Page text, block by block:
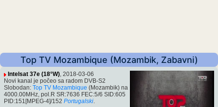
Top TV Mozambique (Mozambik, Zabavni)
Intelsat 37e (18°W), 2018-03-06
Novi kanal je počeo sa radom DVB-S2
Slobodan: Top TV Mozambique (Mozambik) na
4000.00MHz, pol.R SR:7636 FEC:5/6 SID:605
PID:151[MPEG-4]/152 Portugalski.